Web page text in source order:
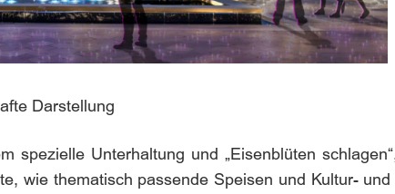
Darstellung
Unterhaltung und „Eisenblüten
wie thematisch passende Speisen und Kultur-